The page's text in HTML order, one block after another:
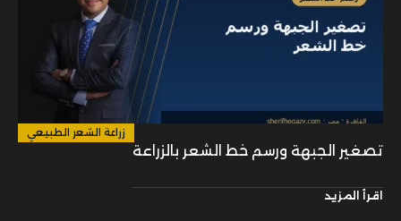
زراعة الشعر الطبيعي
تصغير الجبهة ورسم خط الشعر بالزراعة
اقرأ المزيد